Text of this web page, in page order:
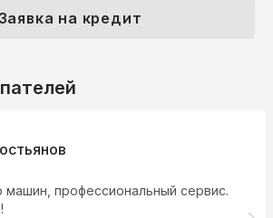
Заявка на кредит
профессиональный сервис.